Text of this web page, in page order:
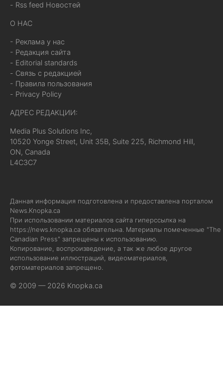
- Rss feed Новостей
О НАС
- Реклама у нас
- Редакция сайта
- Editorial standards
- Связь с редакцией
- Правила пользования
- Privacy Policy
АДРЕС РЕДАКЦИИ:
Media Plus Solutions Inc,
10520 Yonge Street, Unit 35B, Suite 225, Richmond Hill,
ON, Canada
L4C3C7
Данная информация подготовлена и предоставлена порталом
News.Knopka.ca
При использовании материалов сайта гиперссылка на
https://news.knopka.ca обязательна. Материалы помеченные "The
Canadian Press" запрещены к использованию.
Копирование, воспроизведение, а так же любое другое
использование иллюстраций, видеоматериалов,
фотоматериалов запрещено.
© 2009 — 2026 Knopka.ca